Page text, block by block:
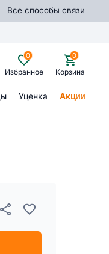
Все способы связи
Избранное
0
Корзина
0
Уценка Акции